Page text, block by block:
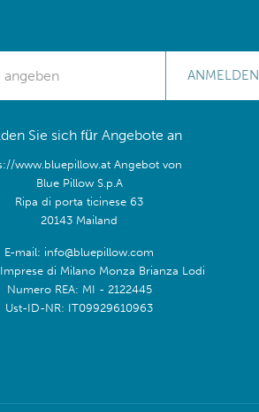
ANMELDEN
Sie sich für Angebote an
www.bluepillow.at Angebot von
Blue Pillow S.p.A
Ripa di porta ticinese 63
20143 Mailand
E-mail: info@bluepillow.com
di Milano Monza Brianza Lodi
Numero REA: MI - 2122445
Ust-ID-NR: IT09929610963